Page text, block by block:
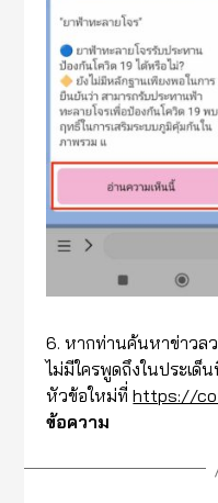
6. หากท่านค้นหาข่าวล
ไม่มีใครพูดถึงในประเด็
หัวข้อใหม่ที่https://
ข้อความ